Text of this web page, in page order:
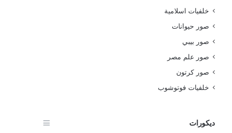
خلفيات اسلامية
صور حيوانات
صور بيبي
صور علم مصر
صور كرتون
خلفيات فوتوشوب
ديكورات